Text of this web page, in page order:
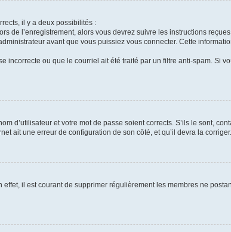
il y a deux possibilités :
de l’enregistrement, alors vous devrez suivre les instructions
avant que vous puissiez vous connecter. Cette
incorrecte ou que le courriel ait été traité par un filtre anti-spam. Si
d’utilisateur et votre mot de passe soient corrects. S’ils le sont,
ait une erreur de configuration de son côté, et qu’il devra la corriger.
il est courant de supprimer régulièrement les membres ne